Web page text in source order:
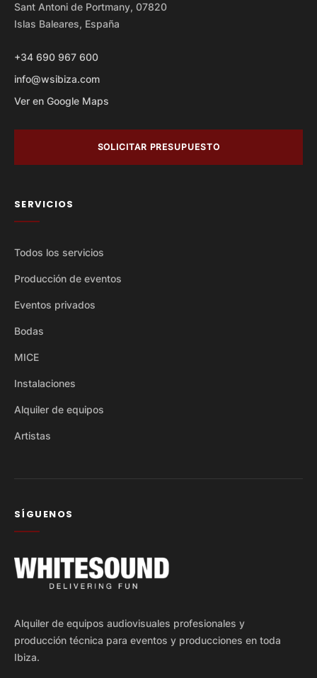
Sant Antoni de Portmany, 07820
Islas Baleares, España
+34 690 967 600
info@wsibiza.com
Ver en Google Maps
SOLICITAR PRESUPUESTO
SERVICIOS
Todos los servicios
Producción de eventos
Eventos privados
Bodas
MICE
Instalaciones
Alquiler de equipos
Artistas
SÍGUENOS
Alquiler de equipos audiovisuales profesionales y
producción técnica para eventos y producciones en toda
Ibiza.